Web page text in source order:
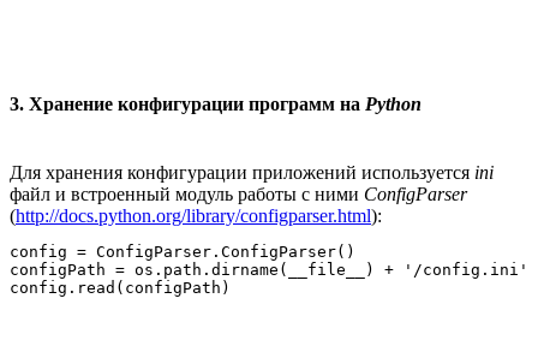
3. Хранение конфигурации программ на Python
Для хранения конфигурации приложений используется ini
файл и встроенный модуль работы с ними ConfigParser
(http://docs.python.org/library/configparser.html):
config = ConfigParser.ConfigParser()
configPath = os.path.dirname(__file__) + '/config.ini'